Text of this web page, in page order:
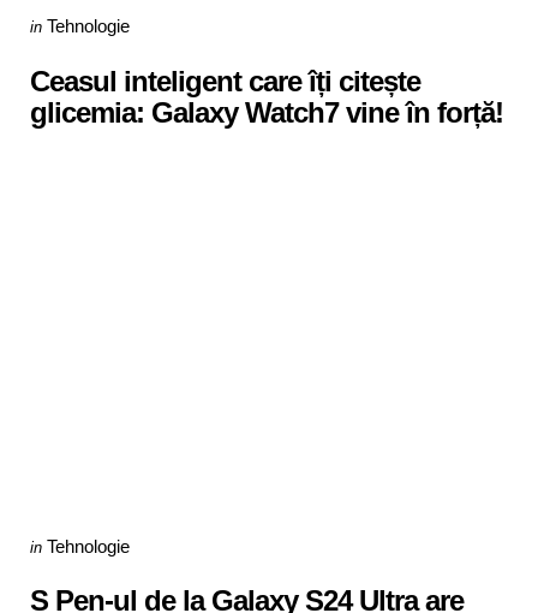
Categories
Posted
in Tehnologie
Ceasul inteligent care îți citește
glicemia: Galaxy Watch7 vine în forță!
Categories
Posted
in Tehnologie
S Pen-ul de la Galaxy S24 Ultra are